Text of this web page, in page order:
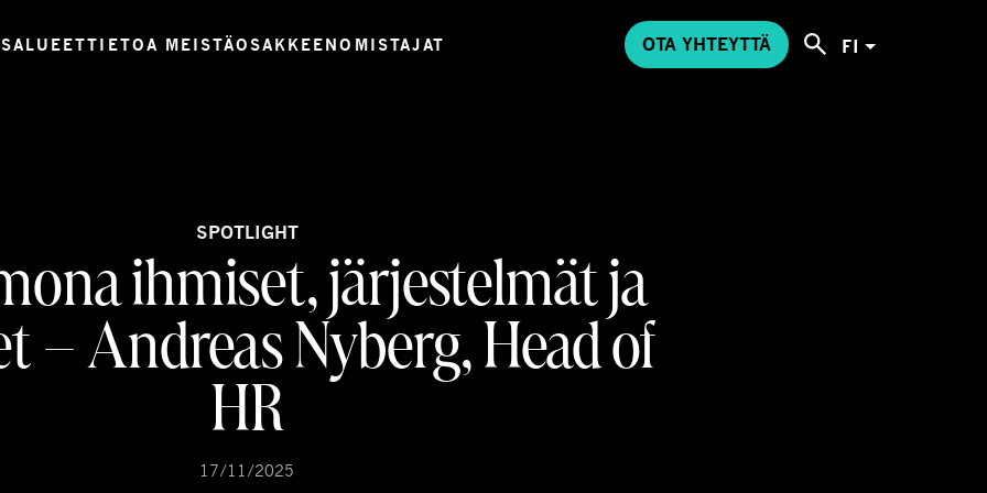
TIETOA MEISTÄOSAKKEENOMISTAJAT OTA YHTEYTTÄ FI
SPOTLIGHT
ihmiset, järjestelmät ja
– Andreas Nyberg, Head of
HR
17/11/2025